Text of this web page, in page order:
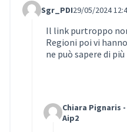
Comment Label Reply
Sgr_PDI29/05/2024
Il link purtroppo
Regioni poi vi
ne può sapere di
Comment Label
Chiara Pignaris -
Aip2